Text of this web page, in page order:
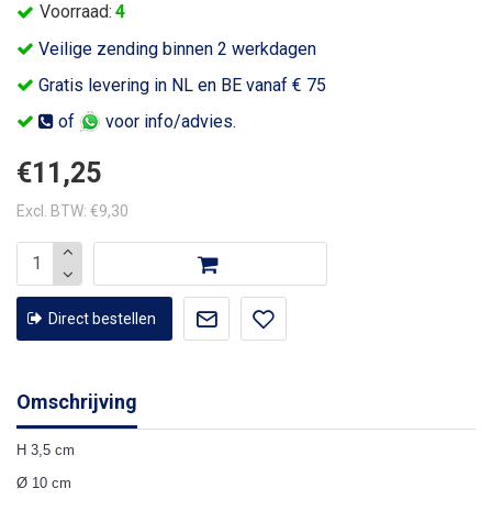
Veilige zending binnen 2 werkdagen
Gratis levering in NL en BE vanaf € 75
of
voor info/advies.
Voorraad: 4
€11,25
Excl. BTW: €9,30
Direct bestellen
Omschrijving
H 3,5 cm
Ø 10 cm